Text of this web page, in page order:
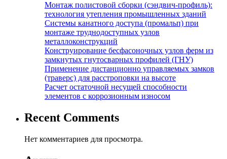
Монтаж полистовой сборки (сэндвич-профиль):
технология утепления промышленных зданий
Системы канатного доступа (промальп) при
монтаже труднодоступных узлов
металлоконструкций
Конструирование бесфасоночных узлов ферм из
замкнутых гнутосварных профилей (ГНУ)
Применение дистанционно управляемых замков
(траверс) для расстроповки на высоте
Расчет остаточной несущей способности
элементов с коррозионным износом
Recent Comments
Нет комментариев для просмотра.